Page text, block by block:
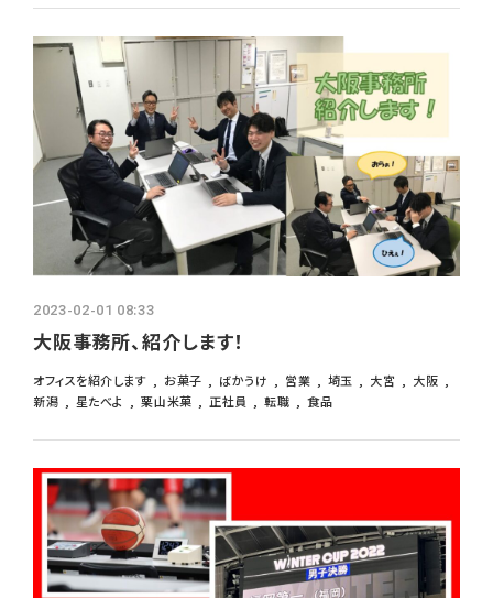
2023-02-01 08:33
大阪事務所、紹介します！
オフィスを紹介します お菓子 ばかうけ 営業 埼玉 大宮
大阪
新潟
星たべよ 栗山米菓 正社員 転職 食品